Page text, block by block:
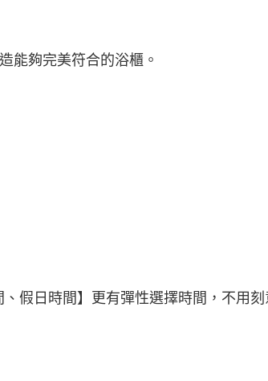
能夠完美符合的浴櫃。
假日時間】更有彈性選擇時間，不用刻